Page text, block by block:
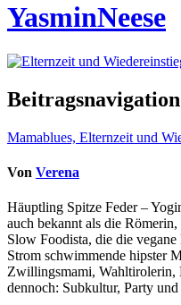
YasminNeese
Beitragsnavigation
Mamablues, Elternzeit und
Von Verena
Häuptling Spitze Feder –
auch bekannt als die
Slow Foodista, die die
Strom schwimmende hipster
Zwillingsmami, Wahltirolerin,
dennoch: Subkultur, Party